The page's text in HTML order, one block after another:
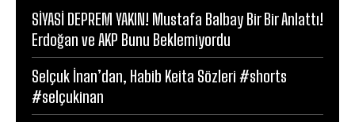
SİYASİ DEPREM YAKIN! Mustafa Balbay Bir Bir Anlattı!
Erdoğan ve AKP Bunu Beklemiyordu
Selçuk İnan’dan, Habib Keita Sözleri #shorts
#selçukinan